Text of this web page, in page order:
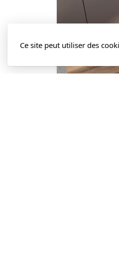
Ce site peut utiliser des